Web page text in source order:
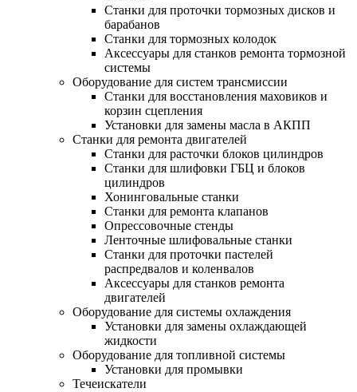
Станки для проточки тормозных дисков и
барабанов
Станки для тормозных колодок
Аксессуары для станков ремонта тормозной
системы
Оборудование для систем трансмиссии
Станки для восстановления маховиков и
корзин сцепления
Установки для замены масла в АКПП
Станки для ремонта двигателей
Станки для расточки блоков цилиндров
Станки для шлифовки ГБЦ и блоков
цилиндров
Хонинговальные станки
Станки для ремонта клапанов
Опрессовочные стенды
Ленточные шлифовальные станки
Станки для проточки пастелей
распредвалов и коленвалов
Аксессуары для станков ремонта
двигателей
Оборудование для системы охлаждения
Установки для замены охлаждающей
жидкости
Оборудование для топливной системы
Установки для промывки
Течеискатели